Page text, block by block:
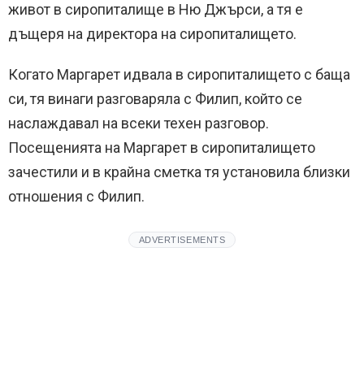
живот в сиропиталище в Ню Джърси, а тя е
дъщеря на директора на сиропиталището.
Когато Маргарет идвала в сиропиталището с баща
си, тя винаги разговаряла с Филип, който се
наслаждавал на всеки техен разговор.
Посещенията на Маргарет в сиропиталището
зачестили и в крайна сметка тя установила близки
отношения с Филип.
ADVERTISEMENTS